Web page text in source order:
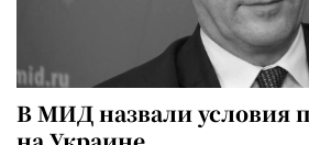
В МИД назвали условия